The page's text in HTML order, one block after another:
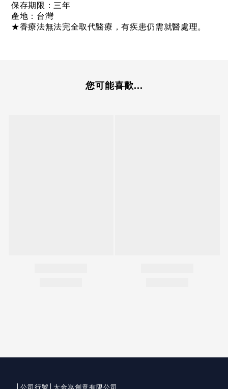
保存期限：三年
產地：台灣
★香療法無法完全取代醫療，有疾患仍需就醫處理。
您可能喜歡...
│公司行號│大金嵓創意有限公司